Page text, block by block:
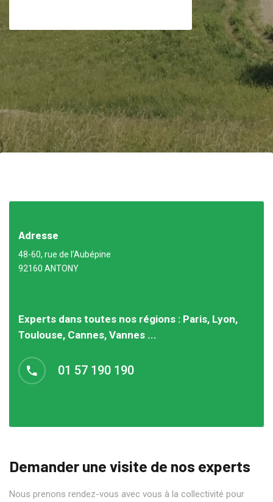
Contact
Adresse
48-60, rue de l’Aubépine
92160 ANTONY
Experts dans toutes nos régions : Paris, Lyon,
Toulouse, Cannes, Vannes ...
01 57 190 190
Demander une visite de nos experts
Nous prenons rendez-vous avec vous à la collectivité pour